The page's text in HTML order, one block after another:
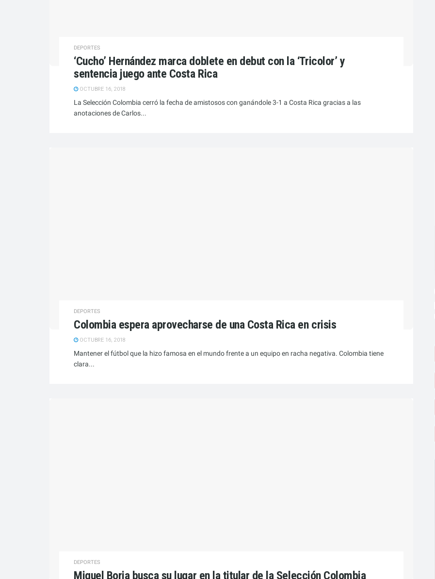
DEPORTES
‘Cucho’ Hernández marca doblete en debut con la ‘Tricolor’ y
sentencia juego ante Costa Rica
OCTUBRE 16, 2018
La Selección Colombia cerró la fecha de amistosos con ganándole 3-1 a Costa Rica gracias a las
anotaciones de Carlos...
DEPORTES
Colombia espera aprovecharse de una Costa Rica en crisis
OCTUBRE 16, 2018
Mantener el fútbol que la hizo famosa en el mundo frente a un equipo en racha negativa. Colombia tiene
clara...
DEPORTES
Miguel Borja busca su lugar en la titular de la Selección Colombia